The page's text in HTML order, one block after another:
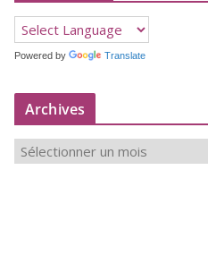
Powered by Translate
Archives
r